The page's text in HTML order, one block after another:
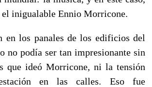
el inigualable Ennio Morricone.
en los panales de los edificios del
no podía ser tan impresionante sin
que ideó Morricone, ni la tensión
en las calles. Eso fue